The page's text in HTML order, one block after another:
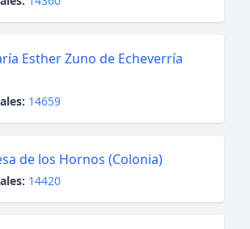
Esther Zuno de Echeverría
14659
de los Hornos (Colonia)
14420